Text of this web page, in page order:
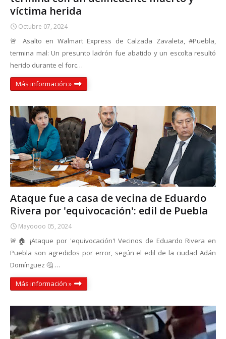
víctima herida
Octubre 07, 2024
🚨 Asalto en Walmart Express de Calzada Zavaleta, #Puebla,
termina mal: Un presunto ladrón fue abatido y un escolta resultó
herido durante el forc…
Más información »
Ataque fue a casa de vecina de Eduardo
Rivera por 'equivocación': edil de Puebla
Mayoooo 05, 2024
🚨🏠 ¡Ataque por 'equivocación'! Vecinos de Eduardo Rivera en
Puebla son agredidos por error, según el edil de la ciudad Adán
Domínguez 🤔 …
Más información »